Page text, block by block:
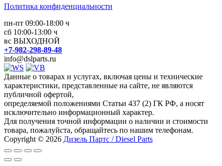
Политика конфиденциальности
пн-пт 09:00-18:00 ч
сб 10:00-13:00 ч
вс ВЫХОДНОЙ
+7-982-298-89-48
info@dslparts.ru
Данные о товарах и услугах, включая цены и технические
характеристики, представленные на сайте, не являются
публичной офертой,
определяемой положениями Статьи 437 (2) ГК РФ, а носят
исключительно информационный характер.
Для получения точной информации о наличии и стоимости
товара, пожалуйста, обращайтесь по нашим телефонам.
Copyright © 2026 Дизель Партс / Diesel Parts